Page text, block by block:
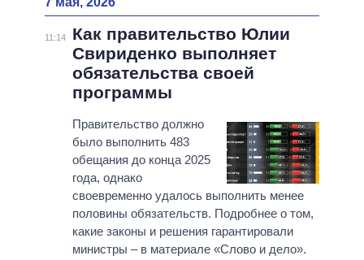
11:14
Как правительство Юлии
Свириденко выполняет
обязательства своей
программы
Правительство должно
было выполнить 483
обещания до конца 2025
года, однако
своевременно удалось выполнить менее
половины обязательств. Подробнее о том,
какие законы и решения гарантировали
министры – в материале «Слово и дело».